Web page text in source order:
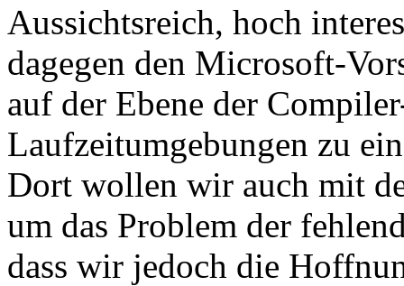
Aussichtsreich, hoch
dagegen den Microsoft-
auf der Ebene der
Laufzeitumgebungen zu
Dort wollen wir auch mit
um das Problem der
dass wir jedoch die